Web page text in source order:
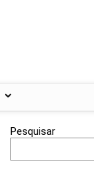
Pesquisar